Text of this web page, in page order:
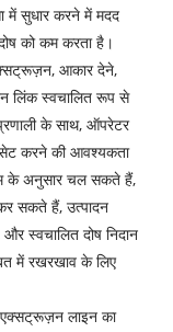
में सुधार करने में मदद
को कम करता है।
आकार देने,
लिंक स्वचालित रूप से
के साथ, ऑपरेटर
करने की आवश्यकता
के अनुसार चल सकते हैं,
सकते हैं, उत्पादन
स्वचालित दोष निदान
में रखरखाव के लिए
एक्सट्रूज़न लाइन का